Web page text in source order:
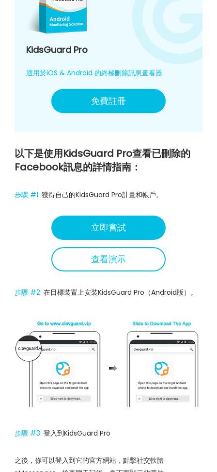
KidsGuard Pro
適用於iOS & Android 的終極刪除訊息查看器
免費註冊
以下是使用KidsGuard Pro查看已刪除的
Facebook訊息的詳情指南：
步驟 #1: 獲得自己的KidsGuard Pro計畫和帳戶。
立即嘗試
查看演示
步驟 #2: 在目標裝置上安裝KidsGuard Pro（Android版）。
步驟 #3: 登入到KidsGuard Pro
之後，你可以登入到它的官方網站，點擊社交軟體